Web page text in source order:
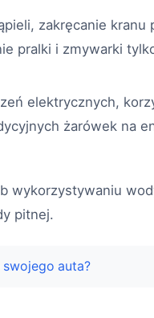
zakręcanie kranu
pralki i zmywarki
elektrycznych,
żarówek na
wykorzystywaniu
pitnej.
auta?